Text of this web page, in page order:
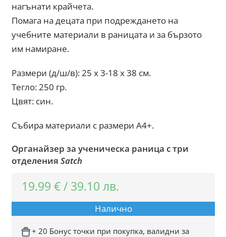
нагънати крайчета.
Помага на децата при подреждането на
учебните материали в раницата и за бързото
им намиране.
Размери (д/ш/в): 25 х 3-18 х 38 см.
Тегло: 250 гр.
Цвят: син.
Събира материали с размери А4+.
Органайзер за ученическа раница с три
отделенияSatch
19.99€ / 39.10лв.
Налично
+ 20 Бонус точки при покупка, валидни за